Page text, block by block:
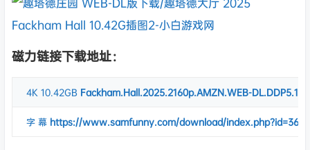
磁力链接下载地址：
4K 10.42GB Fackham.Hall.2025.2160p.AMZN.WEB-
字 幕 https://www.samfunny.com/download/